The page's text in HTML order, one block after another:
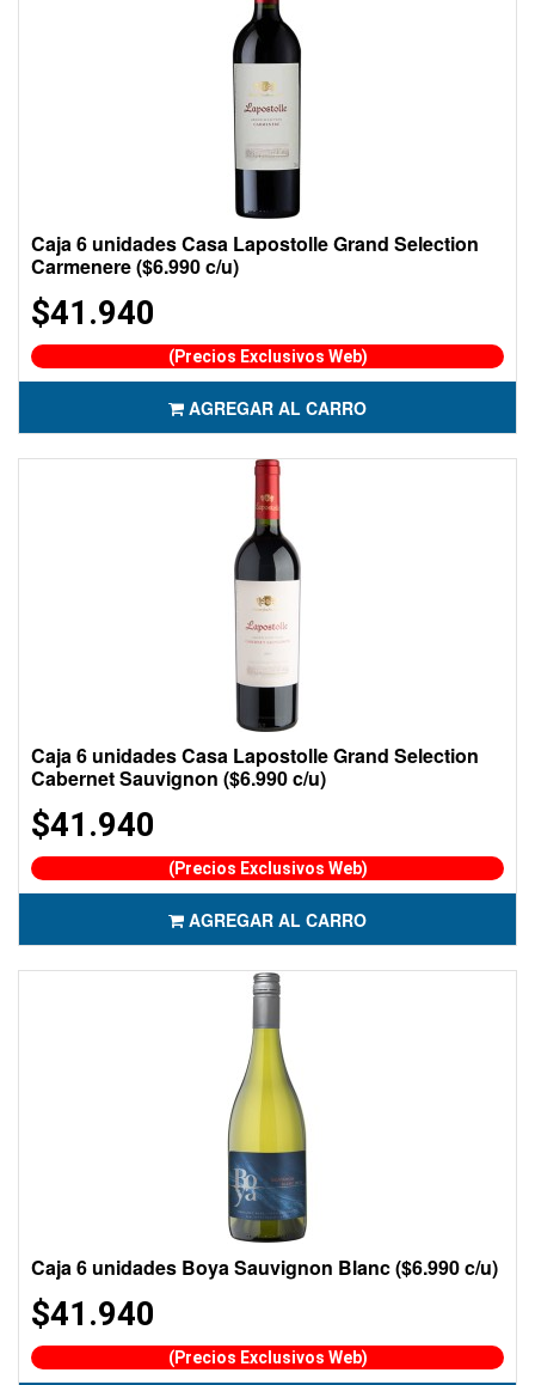
Caja 6 unidades Casa Lapostolle Grand Selection
Carmenere ($6.990 c/u)
$41.940
(Precios Exclusivos Web)
AGREGAR AL CARRO
Caja 6 unidades Casa Lapostolle Grand Selection
Cabernet Sauvignon ($6.990 c/u)
$41.940
(Precios Exclusivos Web)
AGREGAR AL CARRO
Caja 6 unidades Boya Sauvignon Blanc ($6.990 c/u)
$41.940
(Precios Exclusivos Web)